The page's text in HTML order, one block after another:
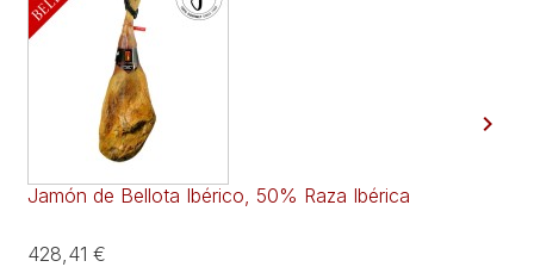
Jamón de Bellota Ibérico, 50% Raza Ibérica
428,41 €
